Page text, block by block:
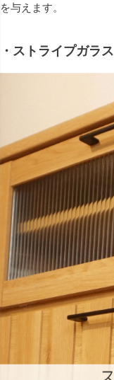
を与えます。
・ストライプガラス